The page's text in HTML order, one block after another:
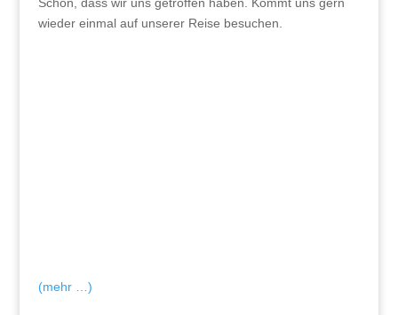
Schön, dass wir uns getroffen haben. Kommt uns gern
wieder einmal auf unserer Reise besuchen.
(mehr …)